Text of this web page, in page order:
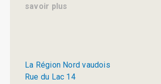
savoir plus
La Région Nord vaudois
Rue du Lac 14